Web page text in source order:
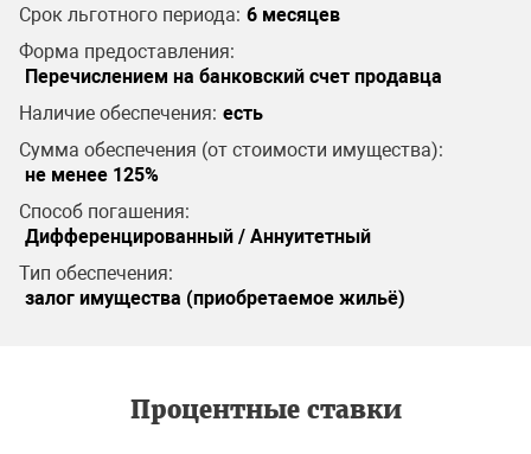
Срок льготного периода: 6 месяцев
Форма предоставления:
Перечислением на банковский счет продавца
Наличие обеспечения: есть
Сумма обеспечения (от стоимости имущества):
не менее 125%
Способ погашения:
Дифференцированный / Аннуитетный
Тип обеспечения:
залог имущества (приобретаемое жильё)
Процентные ставки